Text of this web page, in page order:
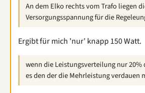
An dem Elko rechts vom Trafo liegen
Versorgungsspannung für die
Ergibt für mich 'nur' knapp 150 Watt.
wenn die Leistungsverteilung nur
es den der die Mehrleistung verdauen